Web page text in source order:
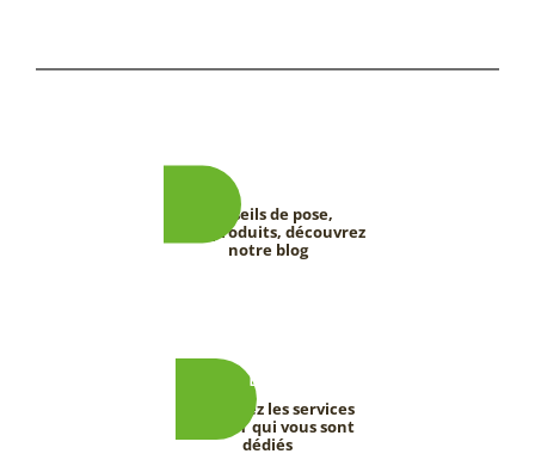
Conseils de pose,
tests produits, découvrez
notre blog
Découvrez les services
DEEVERT qui vous sont
dédiés